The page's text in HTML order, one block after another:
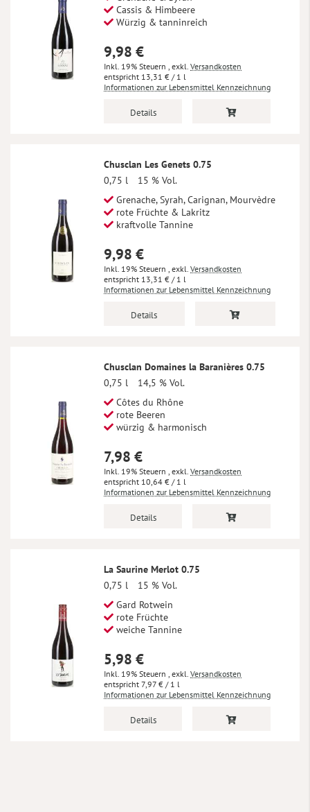
Cassis & Himbeere
Würzig & tanninreich
9,98 €
Inkl. 19% Steuern , exkl. Versandkosten
13,31 € / 1 l
Informationen zur Lebensmittel Kennzeichnung
Details
Chusclan Les Genets 0.75
0,75 l
15 % Vol.
Grenache, Syrah, Carignan, Mourvèdre
rote Früchte & Lakritz
kraftvolle Tannine
9,98 €
Inkl. 19% Steuern , exkl. Versandkosten
13,31 € / 1 l
Informationen zur Lebensmittel Kennzeichnung
Details
Chusclan Domaines la Baranières 0.75
0,75 l
14,5 % Vol.
Côtes du Rhône
rote Beeren
würzig & harmonisch
7,98 €
Inkl. 19% Steuern , exkl. Versandkosten
10,64 € / 1 l
Informationen zur Lebensmittel Kennzeichnung
Details
La Saurine Merlot 0.75
0,75 l
15 % Vol.
Gard Rotwein
rote Früchte
weiche Tannine
5,98 €
Inkl. 19% Steuern , exkl. Versandkosten
7,97 € / 1 l
Informationen zur Lebensmittel Kennzeichnung
Details